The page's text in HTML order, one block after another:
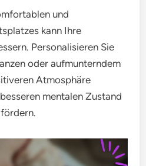
und
kann Ihre
Personalisieren Sie
oder aufmunterndem
Atmosphäre
mentalen Zustand